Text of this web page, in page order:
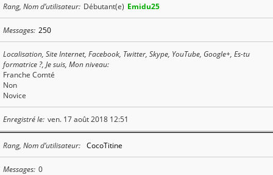
Rang, Nom d’utilisateur Débutant(e) Emidu25
Messages 250
Localisation, Site Internet, Facebook, Twitter, Skype, YouTube, Google+, Es-tu
formatrice ?, Je suis, Mon niveau
Franche Comté
Non
Novice
Enregistré le ven. 17 août 2018 12:51
Rang, Nom d’utilisateur CocoTitine
Messages 0